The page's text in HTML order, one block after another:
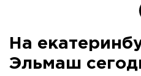
На
Эльмаш